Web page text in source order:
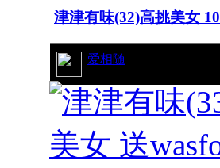
津津有味(32)高挑美女
爱相随